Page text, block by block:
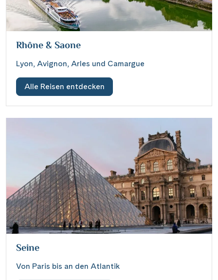
Rhône & Saone
Lyon, Avignon, Arles und Camargue
Alle Reisen entdecken
Seine
Von Paris bis an den Atlantik